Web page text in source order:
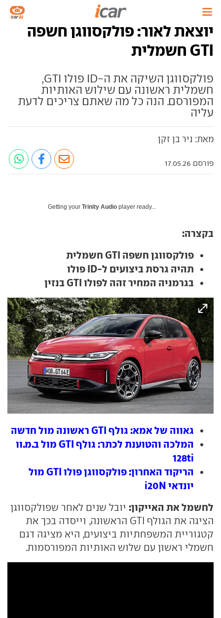
יוצאת לאור: פולקסווגן חשפה
GTI חשמלית
פולקסווגן השיקה את ה-ID פולו GTI,
חשמלית ראשונה עם שילוש האותיות
המפורסם. הנה כל מה שאתם צריכים לדעת
עליה
מאת: ניר בן זקן
פורסם 17.05.26
Getting your Trinity Audio player ready...
בקצרה:
פולקסווגן חשפה GTI חשמלית
תהיה גרסת ביצועים ל-ID פולו
בגרמניה המחיר זהה לפולו GTI בנזין
גאווה של אמא: גולף GTI ראשונה מול חדשה
המלכה והטוענת לכתר: גולף GTI מול ב.מ.וו
128ti
הריקוד האחרון: פולקסווגן פולו GTI מול
יונדאי i20N
לחשמל את האייקון: יובל שנים לאחר שפולקסווגן
הציגה את הגולף GTI הראשונה, וייסדה בכך את
קטגוריית המשפחתיות ביצועים, היא מציגה דגם
חשמלי ראשון עם שלוש האותיות המפורסמות.